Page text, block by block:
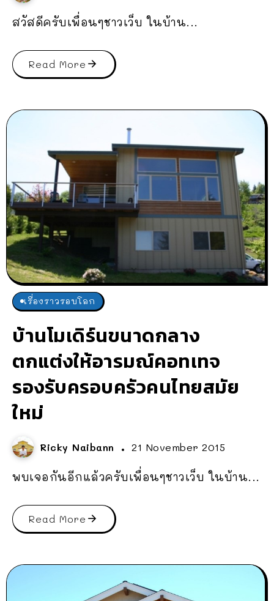
สวัสดีครับเพื่อนๆชาวเว็บ ในบ้าน...
Read More
เรื่องราวรอบโลก
บ้านโมเดิร์นขนาดกลาง
ตกแต่งให้อารมณ์คอทเทจ
รองรับครอบครัวคนไทยสมัย
ใหม่
Ricky Naibann 21 November 2015
พบเจอกันอีกแล้วครับเพื่อนๆชาวเว็บ ในบ้าน...
Read More